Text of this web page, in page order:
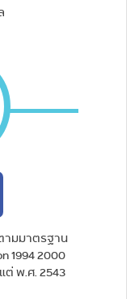
โมเลกุล
มมาตรฐาน
1994 2000
ต่ พ.ศ. 2543